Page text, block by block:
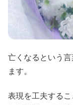
亡くなるという
ます。
表現を工夫する